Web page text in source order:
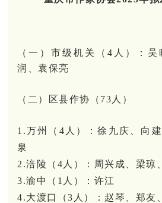
（一）市级机关（4人）：
润、袁保亮
（二）区县作协（73人）
1.万州（4人）：徐九庆、向
泉
2.涪陵（4人）：周兴成、梁琼
3.渝中（1人）：许江
4.大渡口（3人）：赵琴、郑友